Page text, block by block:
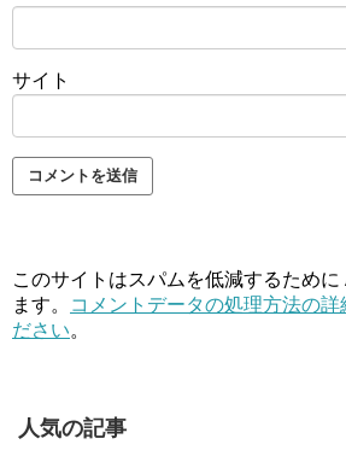
サイト
このサイトはスパムを低減するため
ます。
コメントデータの処理方法の詳
ださい。
人気の記事